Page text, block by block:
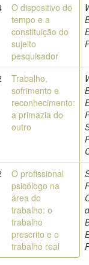
O dispositivo do
tempo e a
constituição do
sujeito
pesquisador
Trabalho,
sofrimento e
reconhecimento:
a primazia do
outro
O profissional
psicólogo na
área do
trabalho: o
trabalho
prescrito e o
trabalho real